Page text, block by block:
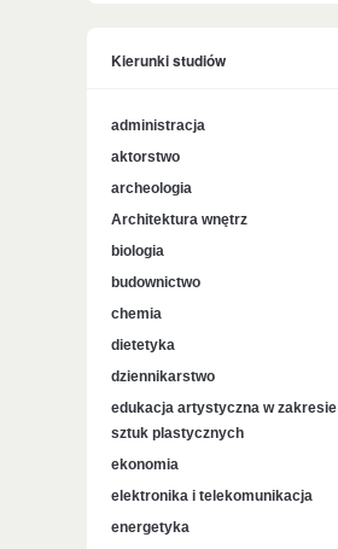
Kierunki studiów
administracja
aktorstwo
archeologia
Architektura wnętrz
biologia
budownictwo
chemia
dietetyka
dziennikarstwo
edukacja artystyczna w zakresie
sztuk plastycznych
ekonomia
elektronika i telekomunikacja
energetyka